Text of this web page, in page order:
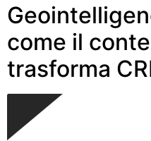
come il
trasforma